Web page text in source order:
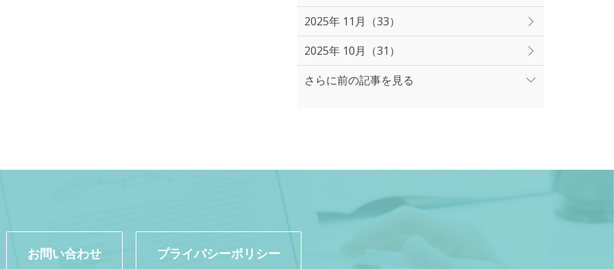
2025年 11月（33）
2025年 10月（31）
さらに前の記事を見る
お問い合わせ プライバシーポリシー